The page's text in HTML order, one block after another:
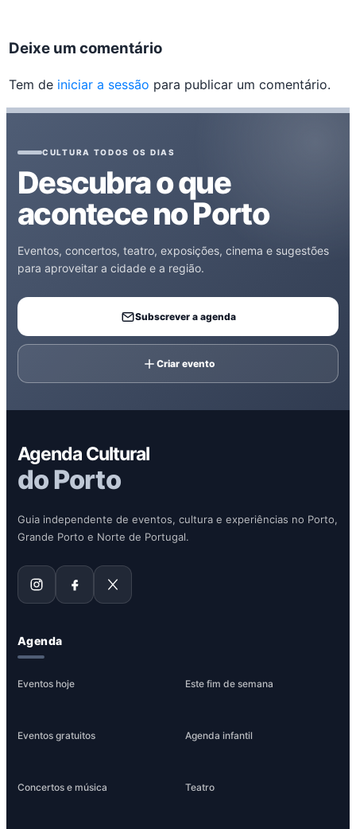
Deixe um comentário
Tem de iniciar a sessão para publicar um comentário.
CULTURA TODOS OS DIAS
Descubra o que
acontece no Porto
Eventos, concertos, teatro, exposições, cinema e sugestões
para aproveitar a cidade e a região.
Subscrever a agenda
Criar evento
Agenda Cultural
do Porto
Guia independente de eventos, cultura e experiências no Porto,
Grande Porto e Norte de Portugal.
Agenda
Eventos hoje Este fim de semana
Eventos gratuitos Agenda infantil
Concertos e música Teatro